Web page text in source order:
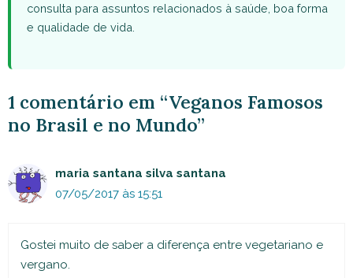
consulta para assuntos relacionados à saúde, boa forma
e qualidade de vida.
1 comentário em “Veganos Famosos
no Brasil e no Mundo”
maria santana silva santana
07/05/2017 às 15:51
Gostei muito de saber a diferença entre vegetariano e
vergano.